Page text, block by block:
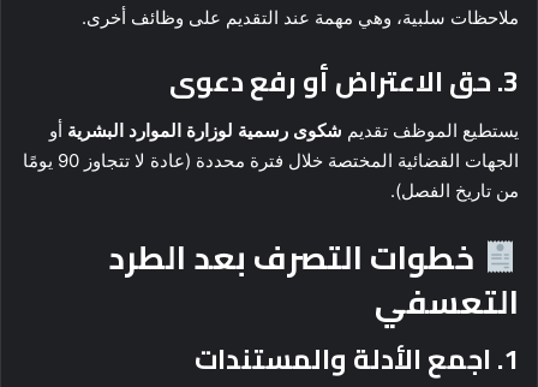
ملاحظات سلبية، وهي مهمة عند التقديم على وظائف أخرى.
3. حق الاعتراض أو رفع دعوى
يستطيع الموظف تقديم شكوى رسمية لوزارة الموارد البشرية أو
الجهات القضائية المختصة خلال فترة محددة (عادة لا تتجاوز 90 يومًا
من تاريخ الفصل).
خطوات التصرف بعد الطرد
التعسفي
1. اجمع الأدلة والمستندات